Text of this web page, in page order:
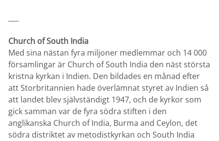
Church of South India
Med sina nästan fyra miljoner medlemmar och 14 000
församlingar är Church of South India den näst största
kristna kyrkan i Indien. Den bildades en månad efter
att Storbritannien hade överlämnat styret av Indien så
att landet blev självständigt 1947, och de kyrkor som
gick samman var de fyra södra stiften i den
anglikanska Church of India, Burma and Ceylon, det
södra distriktet av metodistkyrkan och South India